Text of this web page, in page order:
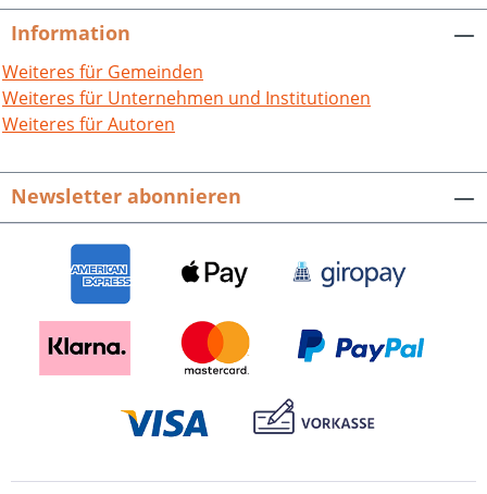
Information
Weiteres für Gemeinden
Weiteres für Unternehmen und Institutionen
Weiteres für Autoren
Newsletter abonnieren